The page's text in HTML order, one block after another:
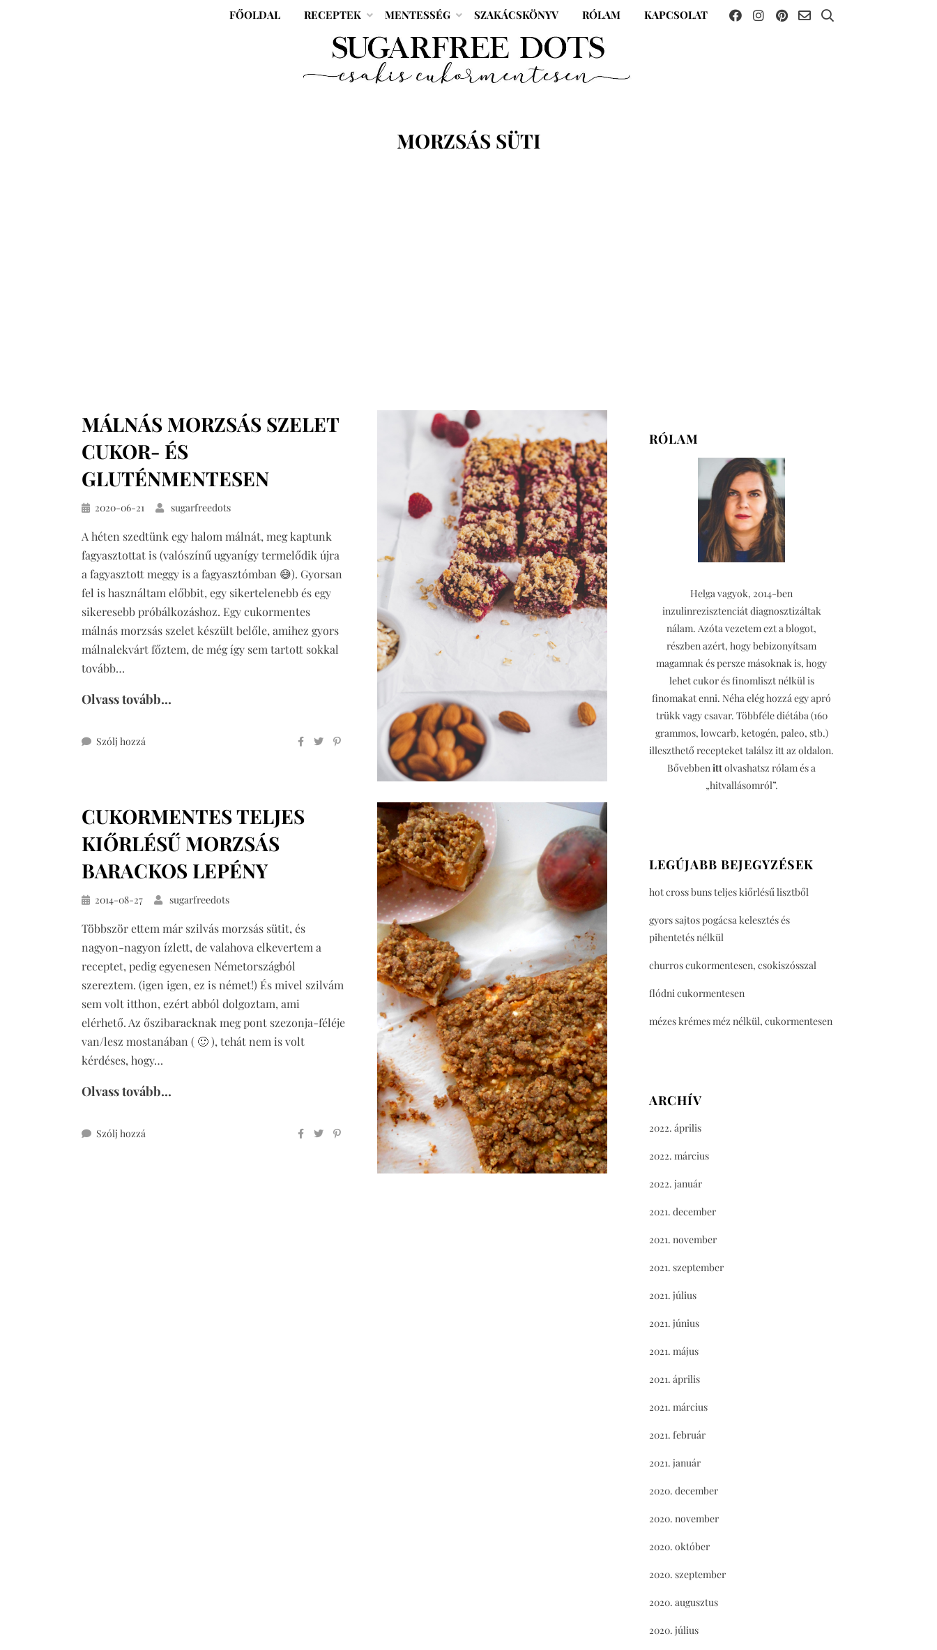
FŐOLDAL RECEPTEK MENTESSÉG SZAKÁCSKÖNYV RÓLAM KAPCSOLAT
CÍMKE
:
MORZSÁS SÜTI
MÁLNÁS MORZSÁS SZELET
CUKOR- ÉS
GLUTÉNMENTESEN
Közzétéve
2020-06-21 sugarfreedots
A héten szedtünk egy halom málnát, meg kaptunk
fagyasztottat is (valószínű ugyanígy termelődik újra
a fagyasztott meggy is a fagyasztómban 😅). Gyorsan
fel is használtam előbbit, egy sikertelenebb és egy
sikeresebb próbálkozáshoz. Egy cukormentes
málnás morzsás szelet készült belőle, amihez gyors
málnalekvárt főztem, de még így sem tartott sokkal
tovább…
Olvass tovább...
Szólj hozzá
cukor-
és
gluténmentesen
CUKORMENTES TELJES
KIŐRLÉSŰ MORZSÁS
BARACKOS LEPÉNY
Közzétéve
2014-08-27 sugarfreedots
Többször ettem már szilvás morzsás sütit, és
nagyon-nagyon ízlett, de valahova elkevertem a
receptet, pedig egyenesen Németországból
szereztem. (igen igen, ez is német!) És mivel szilvám
sem volt itthon, ezért abból dolgoztam, ami
elérhető. Az őszibaracknak meg pont szezonja-féléje
van/lesz mostanában ( 🙂 ), tehát nem is volt
kérdéses, hogy…
Olvass tovább...
Szólj hozzá
RÓLAM
Helga vagyok, 2014-ben
inzulinrezisztenciát diagnosztizáltak
nálam. Azóta vezetem ezt a blogot,
részben azért, hogy bebizonyítsam
magamnak és persze másoknak is, hogy
lehet cukor és finomliszt nélkül is
finomakat enni. Néha elég hozzá egy apró
trükk vagy csavar. Többféle diétába (160
grammos, lowcarb, ketogén, paleo, stb.)
illeszthető recepteket találsz itt az oldalon.
Bővebbenittolvashatsz rólam és a
„hitvallásomról”.
LEGÚJABB BEJEGYZÉSEK
hot cross buns teljes kiőrlésű lisztből
gyors sajtos pogácsa kelesztés és
pihentetés nélkül
churros cukormentesen, csokiszósszal
flódni cukormentesen
mézes krémes méz nélkül, cukormentesen
ARCHÍV
2022. április
2022. március
2022. január
2021. december
2021. november
2021. szeptember
2021. július
2021. június
2021. május
2021. április
2021. március
2021. február
2021. január
2020. december
2020. november
2020. október
2020. szeptember
2020. augusztus
2020. július